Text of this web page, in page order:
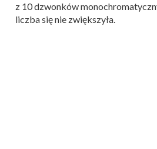
z 10 dzwonków
liczba się nie zwiększyła.